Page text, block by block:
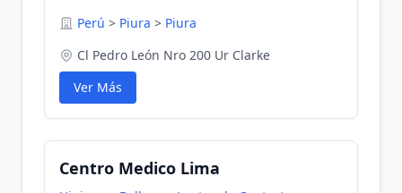
Perú > Piura > Piura
Cl Pedro León Nro 200 Ur Clarke
Ver Más
Centro Medico Lima